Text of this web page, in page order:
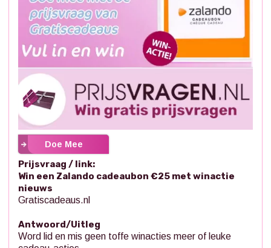
Doe Mee
Prijsvraag / link:
Win een Zalando cadeaubon €25 met winactie
nieuws
Gratiscadeaus.nl
Antwoord/Uitleg
Word lid en mis geen toffe winacties meer of leuke